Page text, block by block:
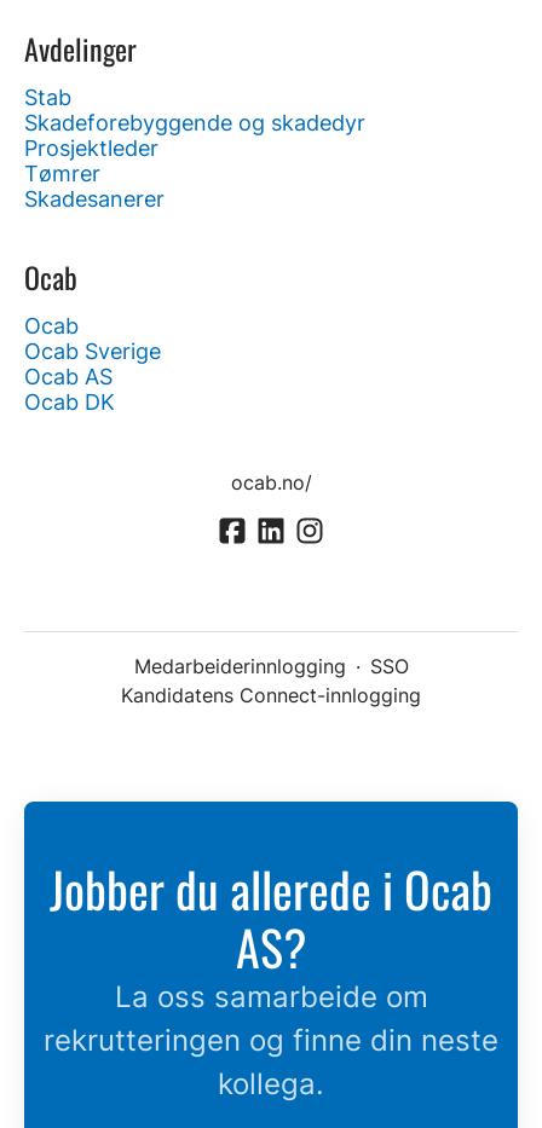
Avdelinger
Stab
Skadeforebyggende og skadedyr
Prosjektleder
Tømrer
Skadesanerer
Ocab
Ocab
Ocab Sverige
Ocab AS
Ocab DK
ocab.no/
Medarbeiderinnlogging · SSO
Kandidatens Connect-innlogging
Jobber du allerede i Ocab
AS?
La oss samarbeide om
rekrutteringen og finne din neste
kollega.